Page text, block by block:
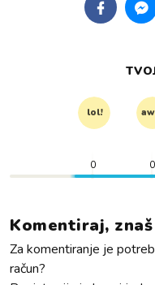
lol!
0 0
Komentiraj,
Za komentiranje je
račun?